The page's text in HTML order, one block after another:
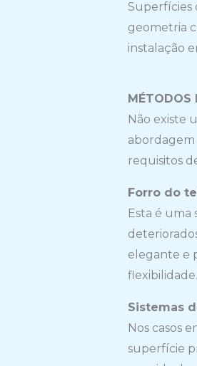
Superfícies
geometria
instalação
MÉTODOS
Não existe
abordagem
requisitos
Forro do
Esta é
elegante e
flexibilidade.
Sistemas
Nos casos
superfície